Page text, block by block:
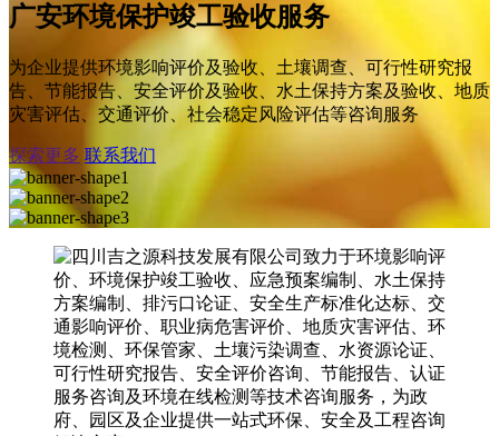
广安环境保护竣工验收服务
为企业提供环境影响评价及验收、土壤调查、可行性研究报
告、节能报告、安全评价及验收、水土保持方案及验收、地质
灾害评估、交通评价、社会稳定风险评估等咨询服务
探索更多 联系我们